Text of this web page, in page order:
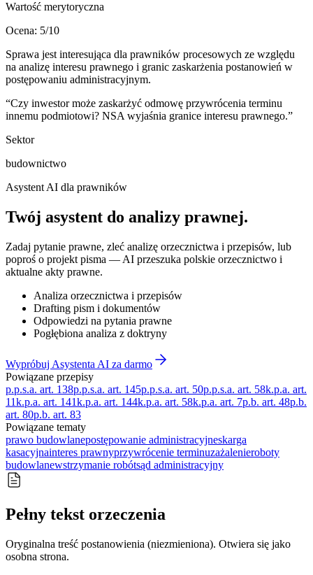
Wartość merytoryczna
Ocena: 5/10
Sprawa jest interesująca dla prawników procesowych ze względu
na analizę interesu prawnego i granic zaskarżenia postanowień w
postępowaniu administracyjnym.
“Czy inwestor może zaskarżyć odmowę przywrócenia terminu
innemu podmiotowi? NSA wyjaśnia granice interesu prawnego.”
Sektor
budownictwo
Asystent AI dla prawników
Twój asystent do analizy prawnej.
Zadaj pytanie prawne, zleć analizę orzecznictwa i przepisów, lub
poproś o projekt pisma — AI przeszuka polskie orzecznictwo i
aktualne akty prawne.
Analiza orzecznictwa i przepisów
Drafting pism i dokumentów
Odpowiedzi na pytania prawne
Pogłębiona analiza z doktryny
Wypróbuj Asystenta AI za darmo
Powiązane przepisy
p.p.s.a. art. 138p.p.s.a. art. 145p.p.s.a. art. 50p.p.s.a. art. 58k.p.a. art.
11k.p.a. art. 141k.p.a. art. 144k.p.a. art. 58k.p.a. art. 7p.b. art. 48p.b.
art. 80p.b. art. 83
Powiązane tematy
prawo budowlanepostępowanie administracyjneskarga
kasacyjnainteres prawnyprzywrócenie terminuzażalenieroboty
budowlanewstrzymanie robótsąd administracyjny
Pełny tekst orzeczenia
Oryginalna treść postanowienia (niezmieniona). Otwiera się jako
osobna strona.